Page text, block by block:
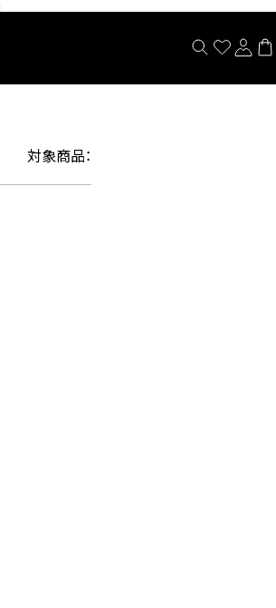
対象商品：